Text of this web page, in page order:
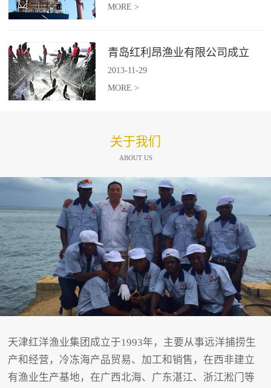
MORE >
青岛红利昂渔业有限公司成立
2013-11-29
MORE >
关于我们
ABOUT US
天津红洋渔业集团成立于1993年，主要从事远洋捕捞生
产和经营，冷冻海产品贸易、加工和销售，在西非建立
有渔业生产基地，在广西北海、广东湛江、浙江淞门等